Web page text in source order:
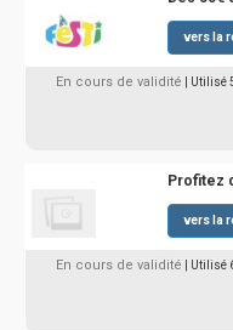
vers la
En cours de validité | Utilisé
Profitez
vers la
En cours de validité | Utilisé